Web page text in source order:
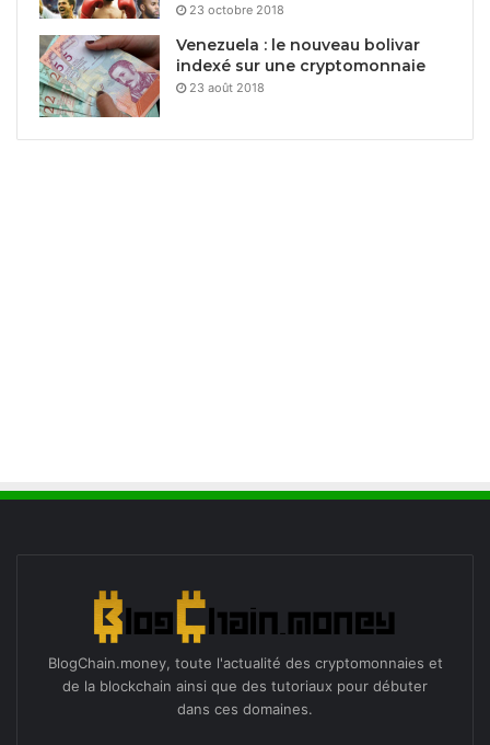
23 octobre 2018
Venezuela : le nouveau bolivar
indexé sur une cryptomonnaie
23 août 2018
BlogChain.money, toute l'actualité des cryptomonnaies et
de la blockchain ainsi que des tutoriaux pour débuter
dans ces domaines.